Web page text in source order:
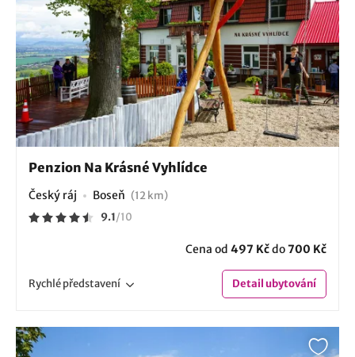
Penzion Na Krásné Vyhlídce
Český ráj Boseň (12 km)
9.1/10
Cena od 497 Kčdo700 Kč
Rychlépředstavení Detailubytování